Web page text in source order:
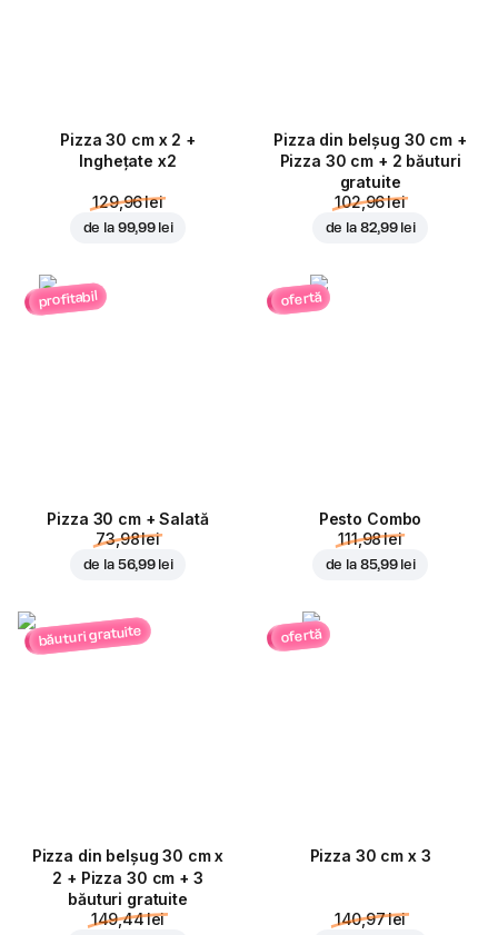
Pizza 30 cm x 2 +
Inghețate x2
129,96 lei
de la 99,99 lei
Pizza din belșug 30 cm +
Pizza 30 cm + 2 băuturi
gratuite
102,96 lei
de la 82,99 lei
profitabil
Pizza 30 cm + Salată
73,98 lei
de la 56,99 lei
ofertă
Pesto Combo
111,98 lei
de la 85,99 lei
băuturi gratuite
Pizza din belșug 30 cm x
2 + Pizza 30 cm + 3
băuturi gratuite
149,44 lei
ofertă
Pizza 30 cm x 3
140,97 lei